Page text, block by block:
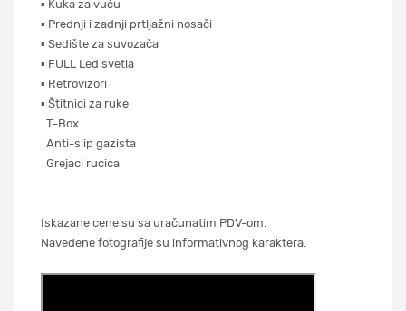
▪ Kuka za vuču
▪ Prednji i zadnji prtljažni nosači
▪ Sedište za suvozača
▪ FULL Led svetla
▪ Retrovizori
▪ Štitnici za ruke
T-Box
Anti-slip gazista
Grejaci rucica
Iskazane cene su sa uračunatim PDV-om.
Navedene fotografije su informativnog karaktera.